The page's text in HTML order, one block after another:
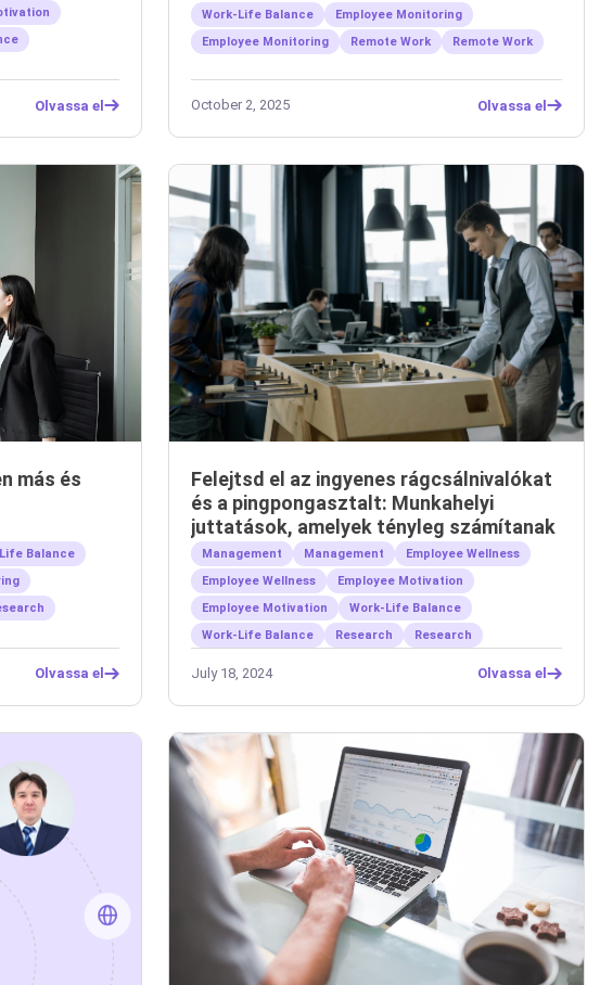
Olvassa el
Work-Life Balance
Employee Monitoring
Employee Monitoring
Remote Work Remote Work
October 2, 2025 Olvassa el
más és
Balance
Olvassa el
Felejtsd el az ingyenes rágcsálnivalókat
és a pingpongasztalt: Munkahelyi
juttatások, amelyek tényleg számítanak
Management Management
Employee Wellness
Employee Wellness
Employee Motivation
Employee Motivation
Work-Life Balance
Work-Life Balance
Research Research
July 18, 2024 Olvassa el